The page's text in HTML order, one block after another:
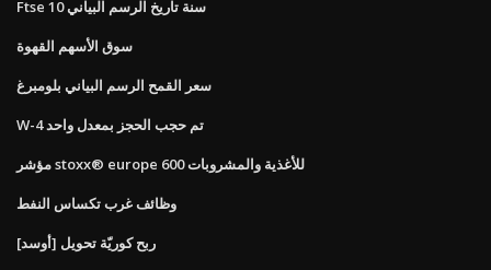
Ftse 10 سنة تاريخ الرسم البياني
سوق الأسهم القهوة
سعر القمح الرسم البياني بلومبرغ
W-4 تم حجب الحجز بمعدل واحد
مؤشر stoxx® europe 600 للأغذية والمشروبات
وظائف غرب تكساس النفط
[أوسد] ربح كوريّة تحويل